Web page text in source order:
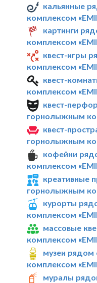
кальянные
комплексом
картинги
комплексом
квест-игры
комплексом
квест-
комплексом
квест-
горнолыжным
квест-
горнолыжным
кофейни
комплексом
креативные
горнолыжным
курорты
комплексом
массовые
комплексом
музеи
комплексом
муралы